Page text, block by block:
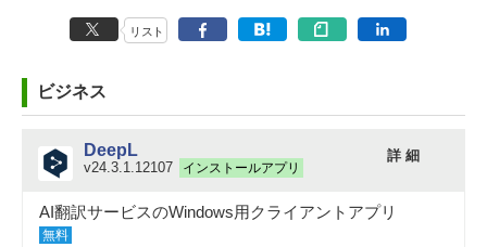
リスト
ビジネス
DeepL
v24.3.1.12107 インストールアプリ
詳 細
AI翻訳サービスのWindows用クライアントアプリ
無料